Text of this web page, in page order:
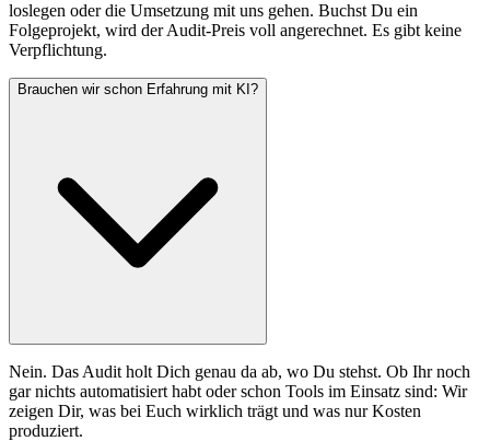
loslegen oder die Umsetzung mit uns gehen. Buchst Du ein
Folgeprojekt, wird der Audit-Preis voll angerechnet. Es gibt keine
Verpflichtung.
Brauchen wir schon Erfahrung mit KI?
Nein. Das Audit holt Dich genau da ab, wo Du stehst. Ob Ihr noch
gar nichts automatisiert habt oder schon Tools im Einsatz sind: Wir
zeigen Dir, was bei Euch wirklich trägt und was nur Kosten
produziert.